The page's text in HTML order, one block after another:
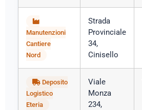
Manutenzioni
Cantiere
Nord
Strada
Provinciale
34,
Cinisello
Deposito
Logistico
Eteria
Viale
Monza
234,